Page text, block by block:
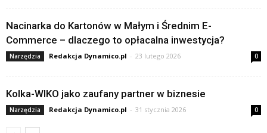
Nacinarka do Kartonów w Małym i Średnim E-
Commerce – dlaczego to opłacalna inwestycja?
Narzędzia Redakcja Dynamico.pl - 23 lutego 2026 0
Kolka-WIKO jako zaufany partner w biznesie
Narzędzia Redakcja Dynamico.pl - 31 stycznia 2026 0